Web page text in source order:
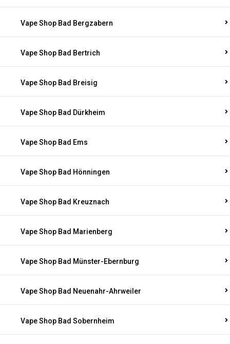
Vape Shop Bad Bergzabern
Vape Shop Bad Bertrich
Vape Shop Bad Breisig
Vape Shop Bad Dürkheim
Vape Shop Bad Ems
Vape Shop Bad Hönningen
Vape Shop Bad Kreuznach
Vape Shop Bad Marienberg
Vape Shop Bad Münster-Ebernburg
Vape Shop Bad Neuenahr-Ahrweiler
Vape Shop Bad Sobernheim